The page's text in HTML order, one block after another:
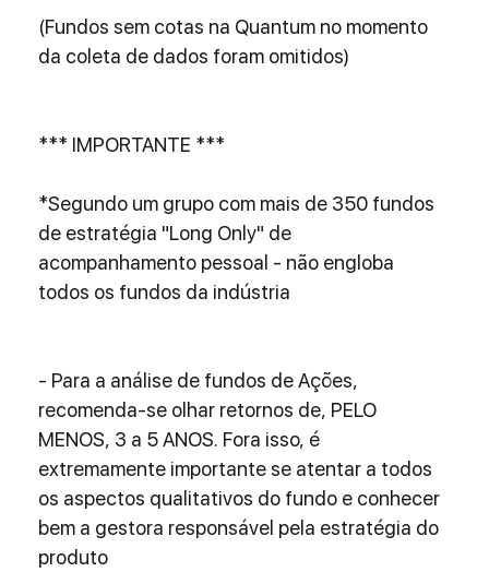
(Fundos sem cotas na Quantum no momento
da coleta de dados foram omitidos)
*** IMPORTANTE ***
*Segundo um grupo com mais de 350 fundos
de estratégia "Long Only" de
acompanhamento pessoal - não engloba
todos os fundos da indústria
- Para a análise de fundos de Ações,
recomenda-se olhar retornos de, PELO
MENOS, 3 a 5 ANOS. Fora isso, é
extremamente importante se atentar a todos
os aspectos qualitativos do fundo e conhecer
bem a gestora responsável pela estratégia do
produto